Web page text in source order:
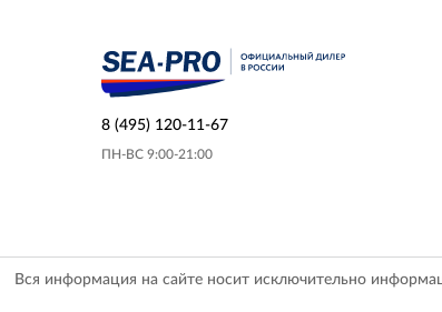
8 (495) 120-11-67
ПН-ВС 9:00-21:00
Вся информация на сайте носит исключительно